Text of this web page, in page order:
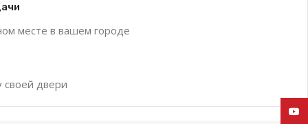
месте в вашем городе
своей двери